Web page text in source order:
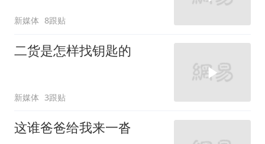
新媒体 8跟贴
二货是怎样找钥匙的
新媒体 3跟贴
这谁爸爸给我来一沓